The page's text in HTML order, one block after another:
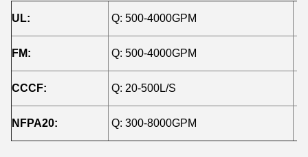
UL: Q: 500-4000GPM
FM: Q: 500-4000GPM
CCCF: Q: 20-500L/S
NFPA20: Q: 300-8000GPM